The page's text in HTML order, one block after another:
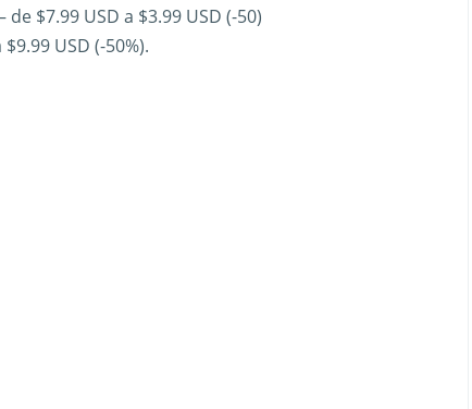
$7.99 USD a $3.99 USD (-50)
USD (-50%).